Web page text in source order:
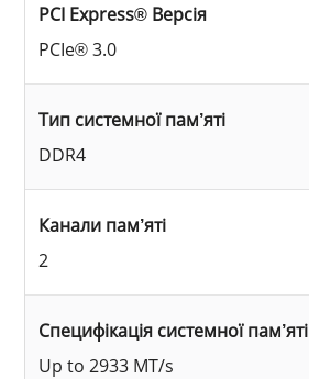
PCI Express® Версія
PCIe® 3.0
Тип системної пам’яті
DDR4
Канали пам’яті
2
Специфікація системної пам’яті
Up to 2933 MT/s